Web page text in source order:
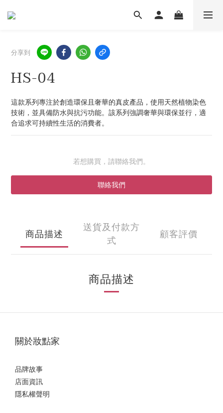
分享到
HS-04
這款系列專注於創造環保且奢華的真皮產品，使用天然植物染色
技術，並具備防水與抗污功能。該系列強調奢華與環保並行，適
合追求可持續性生活的消費者。
若想購買，請聯絡我們。
聯絡我們
商品描述
送貨及付款方
式
顧客評價
商品描述
關於妝點家
品牌故事
店面資訊
隱私權聲明